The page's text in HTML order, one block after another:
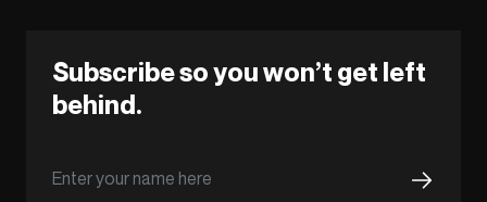
Subscribe so you won’t get left
behind.